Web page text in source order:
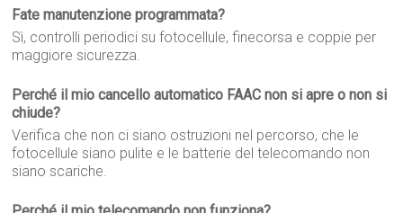
Fate manutenzione programmata?
Sì, controlli periodici su fotocellule, finecorsa e coppie per
maggiore sicurezza.
Perché il mio cancello automatico FAAC non si apre o non si
chiude?
Verifica che non ci siano ostruzioni nel percorso, che le
fotocellule siano pulite e le batterie del telecomando non
siano scariche.